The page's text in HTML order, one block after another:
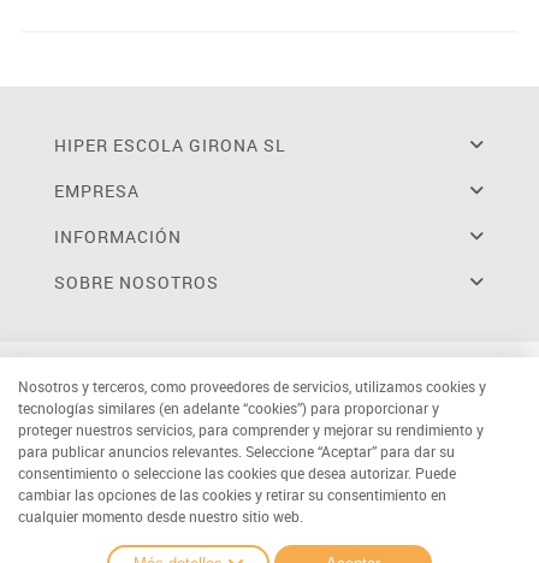
HIPER ESCOLA GIRONA SL
EMPRESA
INFORMACIÓN
SOBRE NOSOTROS
Nosotros y terceros, como proveedores de servicios, utilizamos cookies y
tecnologías similares (en adelante “cookies”) para proporcionar y
proteger nuestros servicios, para comprender y mejorar su rendimiento y
para publicar anuncios relevantes. Seleccione “Aceptar” para dar su
consentimiento o seleccione las cookies que desea autorizar. Puede
cambiar las opciones de las cookies y retirar su consentimiento en
cualquier momento desde nuestro sitio web.